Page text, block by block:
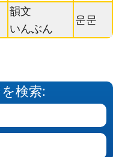
韻文
いんぶん
운문
検索: